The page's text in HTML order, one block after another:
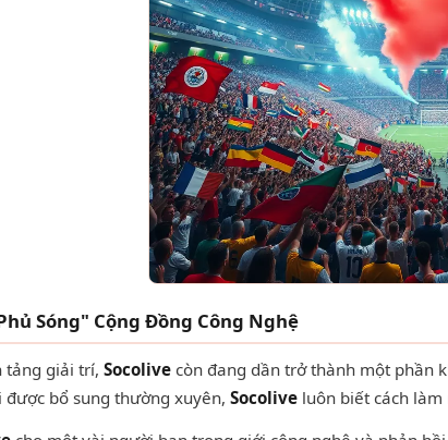
Sóng" Cộng Đồng Công Nghệ
tảng giải trí, Socolive còn đang dần trở thành một phần
bổ sung thường xuyên, Socolive luôn biết cách